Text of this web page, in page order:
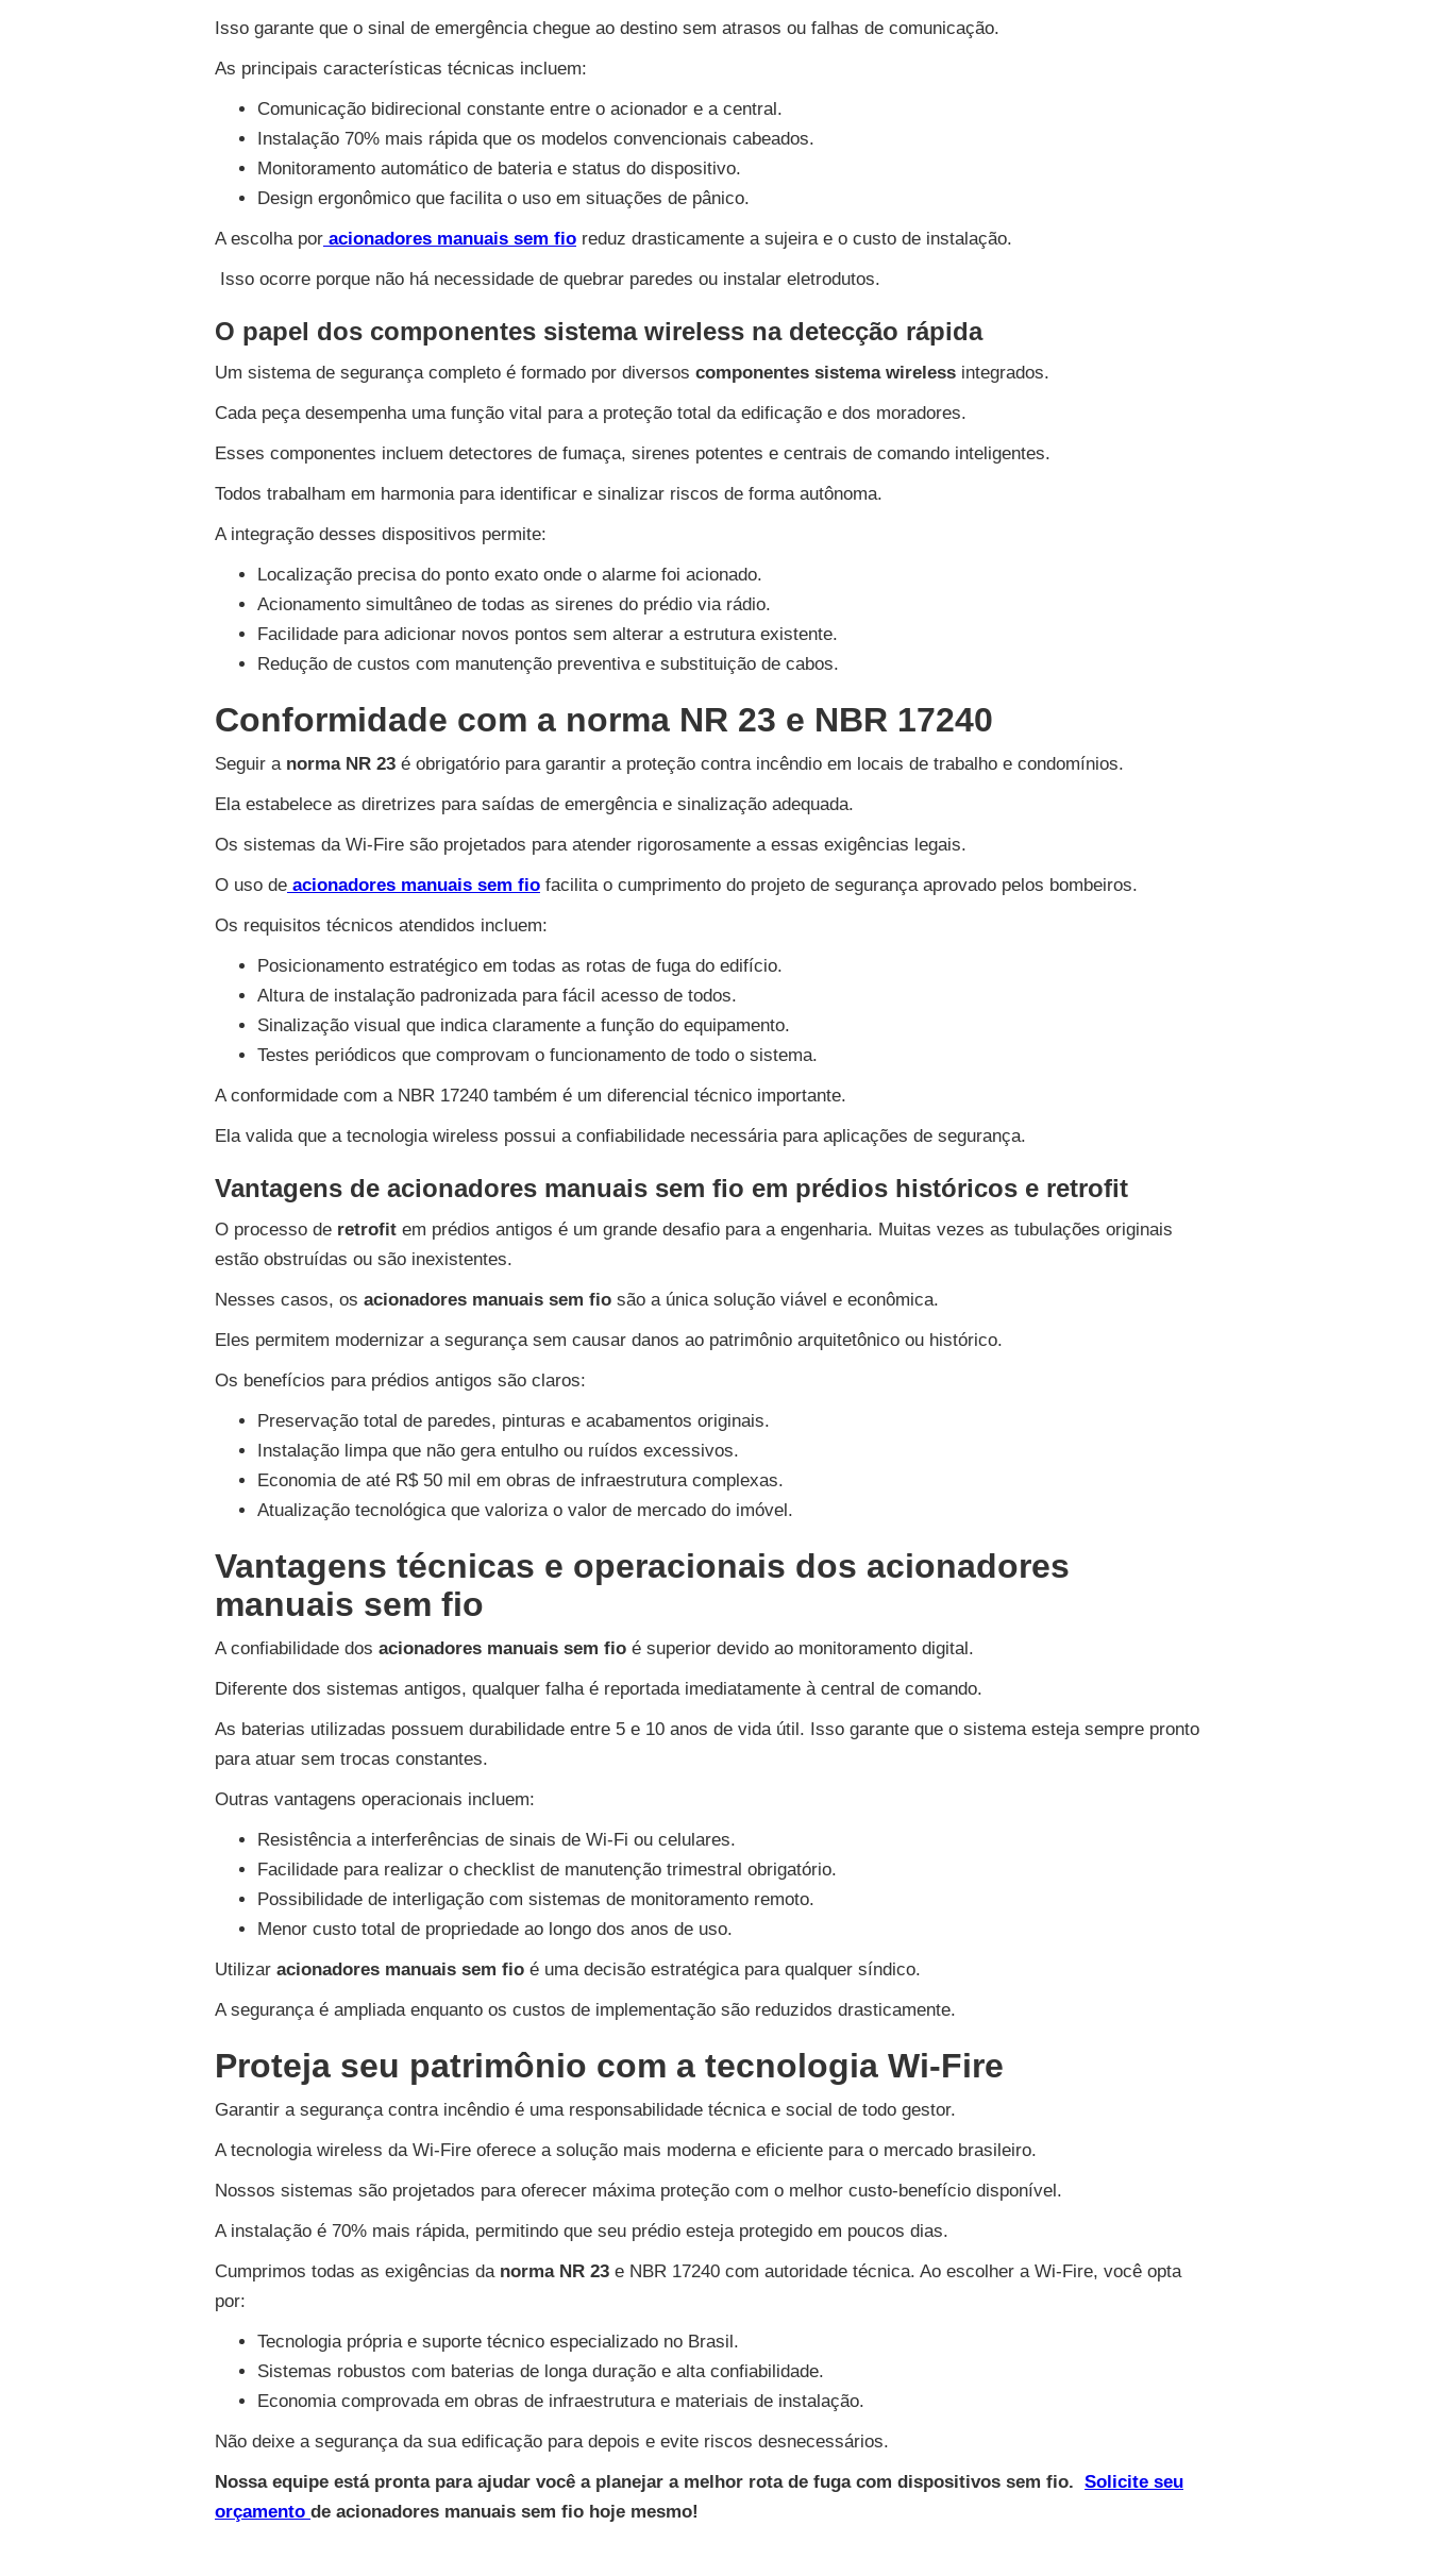
Isso garante que o sinal de emergência chegue ao destino sem atrasos ou falhas de comunicação.
As principais características técnicas incluem:
Comunicação bidirecional constante entre o acionador e a central.
Instalação 70% mais rápida que os modelos convencionais cabeados.
Monitoramento automático de bateria e status do dispositivo.
Design ergonômico que facilita o uso em situações de pânico.
A escolha por acionadores manuais sem fio reduz drasticamente a sujeira e o custo de instalação.
Isso ocorre porque não há necessidade de quebrar paredes ou instalar eletrodutos.
O papel dos componentes sistema wireless na detecção rápida
Um sistema de segurança completo é formado por diversos componentes sistema wireless integrados.
Cada peça desempenha uma função vital para a proteção total da edificação e dos moradores.
Esses componentes incluem detectores de fumaça, sirenes potentes e centrais de comando inteligentes.
Todos trabalham em harmonia para identificar e sinalizar riscos de forma autônoma.
A integração desses dispositivos permite:
Localização precisa do ponto exato onde o alarme foi acionado.
Acionamento simultâneo de todas as sirenes do prédio via rádio.
Facilidade para adicionar novos pontos sem alterar a estrutura existente.
Redução de custos com manutenção preventiva e substituição de cabos.
Conformidade com a norma NR 23 e NBR 17240
Seguir a norma NR 23 é obrigatório para garantir a proteção contra incêndio em locais de trabalho e condomínios.
Ela estabelece as diretrizes para saídas de emergência e sinalização adequada.
Os sistemas da Wi-Fire são projetados para atender rigorosamente a essas exigências legais.
O uso de acionadores manuais sem fio facilita o cumprimento do projeto de segurança aprovado pelos bombeiros.
Os requisitos técnicos atendidos incluem:
Posicionamento estratégico em todas as rotas de fuga do edifício.
Altura de instalação padronizada para fácil acesso de todos.
Sinalização visual que indica claramente a função do equipamento.
Testes periódicos que comprovam o funcionamento de todo o sistema.
A conformidade com a NBR 17240 também é um diferencial técnico importante.
Ela valida que a tecnologia wireless possui a confiabilidade necessária para aplicações de segurança.
Vantagens de acionadores manuais sem fio em prédios históricos e retrofit
O processo de retrofit em prédios antigos é um grande desafio para a engenharia. Muitas vezes as tubulações originais
estão obstruídas ou são inexistentes.
Nesses casos, os acionadores manuais sem fio são a única solução viável e econômica.
Eles permitem modernizar a segurança sem causar danos ao patrimônio arquitetônico ou histórico.
Os benefícios para prédios antigos são claros:
Preservação total de paredes, pinturas e acabamentos originais.
Instalação limpa que não gera entulho ou ruídos excessivos.
Economia de até R$ 50 mil em obras de infraestrutura complexas.
Atualização tecnológica que valoriza o valor de mercado do imóvel.
Vantagens técnicas e operacionais dos acionadores
manuais sem fio
A confiabilidade dos acionadores manuais sem fio é superior devido ao monitoramento digital.
Diferente dos sistemas antigos, qualquer falha é reportada imediatamente à central de comando.
As baterias utilizadas possuem durabilidade entre 5 e 10 anos de vida útil. Isso garante que o sistema esteja sempre pronto
para atuar sem trocas constantes.
Outras vantagens operacionais incluem:
Resistência a interferências de sinais de Wi-Fi ou celulares.
Facilidade para realizar o checklist de manutenção trimestral obrigatório.
Possibilidade de interligação com sistemas de monitoramento remoto.
Menor custo total de propriedade ao longo dos anos de uso.
Utilizar acionadores manuais sem fio é uma decisão estratégica para qualquer síndico.
A segurança é ampliada enquanto os custos de implementação são reduzidos drasticamente.
Proteja seu patrimônio com a tecnologia Wi-Fire
Garantir a segurança contra incêndio é uma responsabilidade técnica e social de todo gestor.
A tecnologia wireless da Wi-Fire oferece a solução mais moderna e eficiente para o mercado brasileiro.
Nossos sistemas são projetados para oferecer máxima proteção com o melhor custo-benefício disponível.
A instalação é 70% mais rápida, permitindo que seu prédio esteja protegido em poucos dias.
Cumprimos todas as exigências da norma NR 23 e NBR 17240 com autoridade técnica. Ao escolher a Wi-Fire, você opta
por:
Tecnologia própria e suporte técnico especializado no Brasil.
Sistemas robustos com baterias de longa duração e alta confiabilidade.
Economia comprovada em obras de infraestrutura e materiais de instalação.
Não deixe a segurança da sua edificação para depois e evite riscos desnecessários.
Nossa equipe está pronta para ajudar você a planejar a melhor rota de fuga com dispositivos sem fio. Solicite seu
orçamento de acionadores manuais sem fio hoje mesmo!